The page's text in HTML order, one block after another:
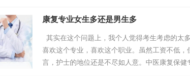
康复专业女生多还是男生多
其实在这个问题上，我个人觉得考生考虑的太
喜欢这个专业，喜欢这个职业。虽然工资不低
言，护士的地位还是不尽如人意。中医康复保